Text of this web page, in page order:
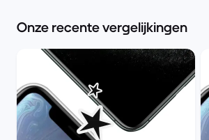
Onze recente vergelijkingen